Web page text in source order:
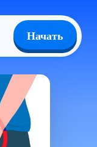
Начать